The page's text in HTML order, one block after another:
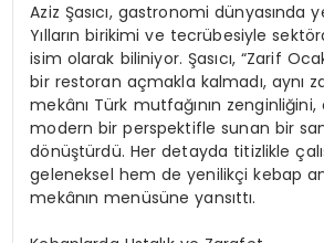
Aziz Şasıcı, gastronomi dünyasında
Yılların birikimi ve tecrübesiyle
isim olarak biliniyor. Şasıcı, “Zarif
bir restoran açmakla kalmadı, aynı
mekânı Türk mutfağının zenginliğini,
modern bir perspektifle sunan bir
dönüştürdü. Her detayda titizlikle
geleneksel hem de yenilikçi kebap
mekânın menüsüne yansıttı.